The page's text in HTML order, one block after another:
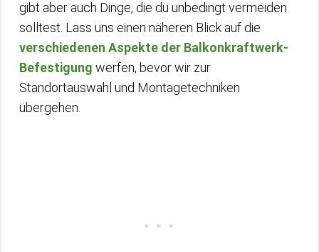
gibt aber auch Dinge, die du unbedingt vermeiden
solltest. Lass uns einen näheren Blick auf die
verschiedenen Aspekte der Balkonkraftwerk-
Befestigung werfen, bevor wir zur
Standortauswahl und Montagetechniken
übergehen.